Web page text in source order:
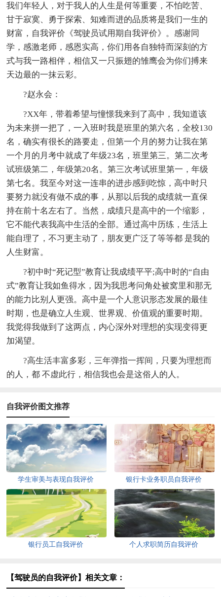
我们年轻人，对于我人的人生是何等重要，不怕吃苦、
甘于寂寞、勇于探索、知难而进的品质将是我们一生的
财富，自我评价《驾驶员试用期自我评价》。感谢同
学，感激老师，感恩实高，你们用各自独特而深刻的方
式与我一路相伴，相信又一只振翅的雏鹰会为你们搏来
天边最的一抹云彩。
?赵永会：
?XX年，带着希望与憧憬我来到了高中，我知道该
为未来拼一把了，一入班时我是班里的第六名，全校130
名，确实有很长的路要走，但第一个月的努力让我在第
一个月的月考中就成了年级23名，班里第三。第二次考
试班级第二，年级第20名。第三次考试班里第一，年级
第七名。我至今对这一连串的进步感到吃惊，高中时只
要努力就没有做不成的事，从那以后我的成绩就一直保
持在前十名左右了。当然，成绩只是高中的一个缩影，
它不能代表我高中生活的全部。通过高中历练，生活上
能自理了，不习更主动了，朋友更广泛了等等都 是我的
人生财富。
?初中时“死记型”教育让我成绩平平;高中时的“自由
式”教育让我如鱼得水，因为我思考问角处被窝里和那无
的能力比别人更强。高中是一个人意识形态发展的最佳
时期，也是确立人生观、世界观、价值观的重要时期。
我觉得我做到了这两点，内心深外对理想的实现变得更
加渴望。
?高生活丰富多彩，三年弹指一挥间，只要为理想而
的人，都 不虚此行，相信我也会是这俗人的人。
自我评价图文推荐
学生审美与表现自我评价 银行卡业务职员自我评价
银行员工自我评价 个人求职简历自我评价
【驾驶员的自我评价】相关文章：